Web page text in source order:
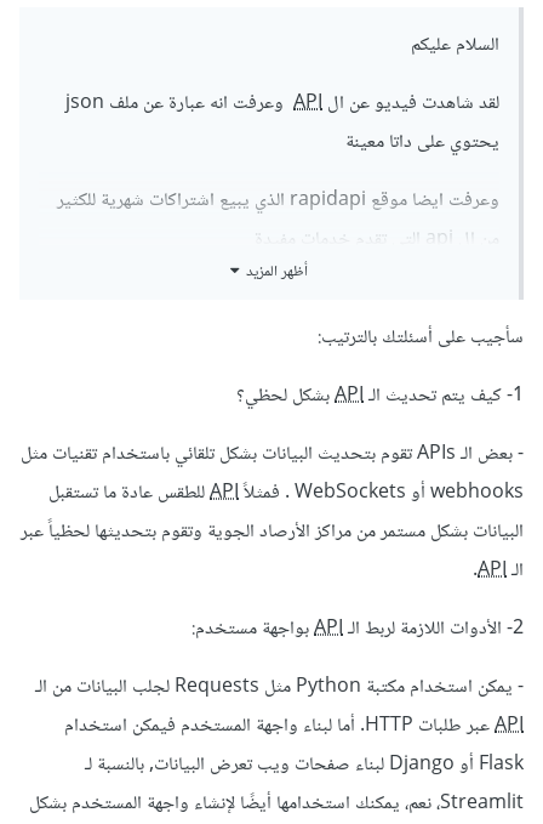
السلام عليكم
لقد شاهدت فيديو عن الAPI
وعرفت انه عبارة عن ملف json
يحتوي على داتا معينة
وعرفت ايضا موقع rapidapi الذي يبيع اشتراكات شهرية للكثير
من ال api التي تقدم خدمات مفيدة
ومحدثة دائما مثل معرفة الطقس او اسعار تلعملات الان
كيف يتم ذلك كيف يتم تحديث ال api بشكل لحظي وهكذا
السؤال الثاني ما هي الادوات اللازمة لربط ال api مع واجه
مستخدم بلغة بايثون هل انعلم مكتبة ال strimlit
السؤال الثالث في حال وجدت فكرة api جيدة وقمت ببرمجة موقع
وقت طويل مثل بلوغر
وكيف احسن SEO الموقع وهو يقدم خدمة واحدة ولابوجد فيه
كلمات بحث كثيرة
أظهر المزيد
سأجيب على أسئلتك بالترتيب:
1- كيف يتم تحديث الـ
APIبشكل لحظي؟
- بعض الـ APIs تقوم بتحديث البيانات بشكل تلقائي باستخدام تقنيات مثل
webhooks أو WebSockets . فمثلاً
APIللطقس عادة ما تستقبل
البيانات بشكل مستمر من مراكز الأرصاد الجوية وتقوم بتحديثها لحظياً عبر
الـAPI
.
2- الأدوات اللازمة لربط الـ
APIبواجهة مستخدم:
- يمكن استخدام مكتبة Python مثل Requests لجلب البيانات من الـ
API
عبر طلبات HTTP. أما لبناء واجهة المستخدم فيمكن استخدام
Flask أو Django لبناء صفحات ويب تعرض البيانات,
بالنسبة لـ
Streamlit، نعم، يمكنك استخدامها أيضًا لإنشاء واجهة المستخدم بشكل